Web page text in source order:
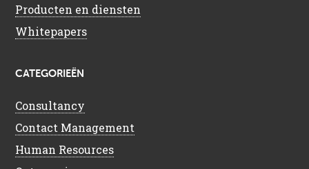
Producten en diensten
Whitepapers
CATEGORIEËN
Consultancy
Contact Management
Human Resources